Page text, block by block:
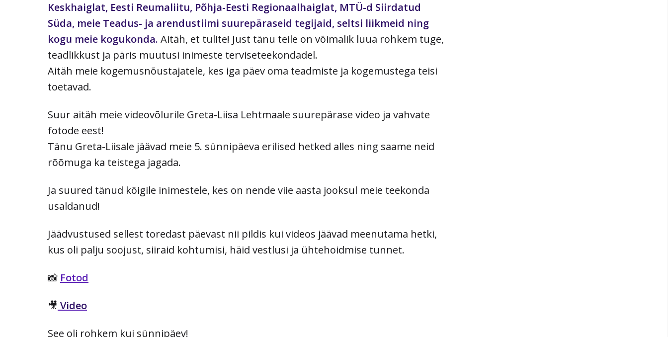
Keskhaiglat, Eesti Reumaliitu, Põhja-Eesti Regionaalhaiglat, MTÜ-d Siirdatud
Süda, meie Teadus- ja arendustiimi suurepäraseid tegijaid, seltsi liikmeid ning
kogu meie kogukonda. Aitäh, et tulite! Just tänu teile on võimalik luua rohkem tuge,
teadlikkust ja päris muutusi inimeste terviseteekondadel.
Aitäh meie kogemusnõustajatele, kes iga päev oma teadmiste ja kogemustega teisi
toetavad.
Suur aitäh meie videovõlurile Greta-Liisa Lehtmaale suurepärase video ja vahvate
fotode eest!
Tänu Greta-Liisale jäävad meie 5. sünnipäeva erilised hetked alles ning saame neid
rõõmuga ka teistega jagada.
Ja suured tänud kõigile inimestele, kes on nende viie aasta jooksul meie teekonda
usaldanud!
Jäädvustused sellest toredast päevast nii pildis kui videos jäävad meenutama hetki,
kus oli palju soojust, siiraid kohtumisi, häid vestlusi ja ühtehoidmise tunnet.
📸 Fotod
🎥 Video
See oli rohkem kui sünnipäev!